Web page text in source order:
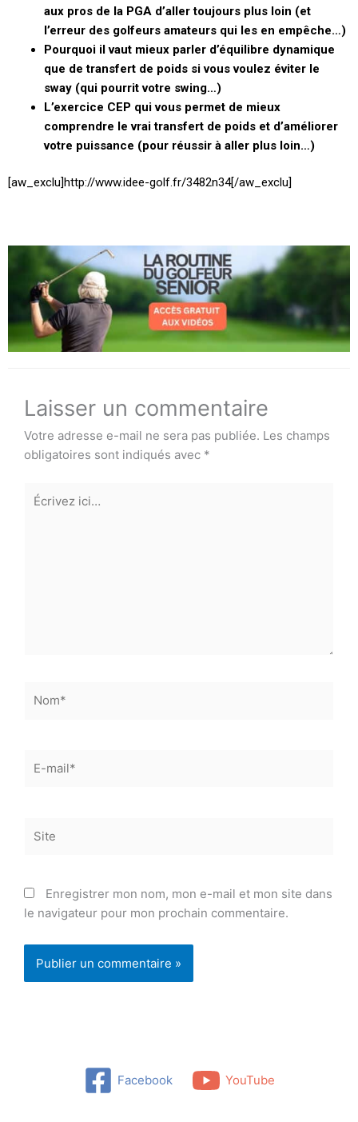
aux pros de la PGA d’aller toujours plus loin (et
l’erreur des golfeurs amateurs qui les en empêche…)
Pourquoi il vaut mieux parler d’équilibre dynamique
que de transfert de poids si vous voulez éviter le
sway (qui pourrit votre swing…)
L’exercice CEP qui vous permet de mieux
comprendre le vrai transfert de poids et d’améliorer
votre puissance (pour réussir à aller plus loin…)
[aw_exclu]http://www.idee-golf.fr/3482n34[/aw_exclu]
Laisser un commentaire
Votre adresse e-mail ne sera pas publiée. Les champs
obligatoires sont indiqués avec *
Écrivez
ici…
mail*
Enregistrer mon nom, mon e-mail et mon site dans
le navigateur pour mon prochain commentaire.
Facebook YouTube